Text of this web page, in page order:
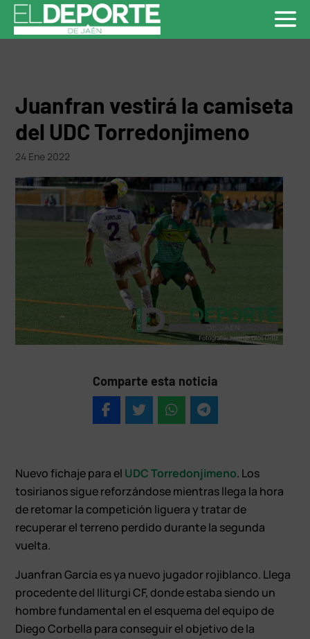
Juanfran vestirá la camiseta
del UDC Torredonjimeno
24 Ene 2022
Comparte esta noticia
Nuevo fichaje para el UDC Torredonjimeno. Los
tosirianos sigue reforzándose mientras llega la hora
de retomar la competición liguera y tratar de
recuperar el terreno perdido durante la segunda
vuelta.
Juanfran García es ya nuevo jugador rojiblanco. Llega
procedente del Iliturgi CF, donde estaba siendo un
hombre fundamental en el esquema del equipo de
Diego Corbella para conseguir el objetivo de la